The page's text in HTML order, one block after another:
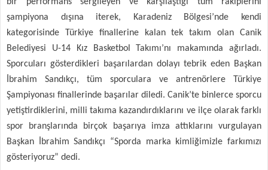
şampiyona dışına iterek, Karadeniz Bölgesi’nde kendi
kategorisinde Türkiye finallerine kalan tek takım olan Canik
Belediyesi U-14 Kız Basketbol Takımı’nı makamında ağırladı.
Sporcuları gösterdikleri başarılardan dolayı tebrik eden Başkan
İbrahim Sandıkçı, tüm sporculara ve antrenörlere Türkiye
Şampiyonası finallerinde başarılar diledi. Canik’te binlerce sporcu
yetiştirdiklerini, milli takıma kazandırdıklarını ve ilçe olarak farklı
spor branşlarında birçok başarıya imza attıklarını vurgulayan
Başkan İbrahim Sandıkçı “Sporda marka kimliğimizle farkımızı
gösteriyoruz” dedi.